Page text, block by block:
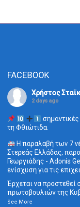
FACEBOOK
Χρήστος
2 days ago
τη Φθιώτιδα.
Η παραλαβή των 7
Στερεάς Ελλάδας,
Γεωργιάδης - Adonis
ενίσχυση για τις
Έρχεται να προστεθεί
πρωτοβουλιών της
See More